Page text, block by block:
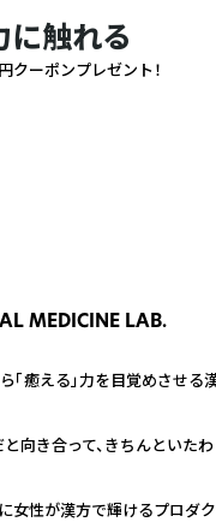
触れる
MEDICINE LAB.
癒える」力を目覚めさせる
向き合って、きちんといたわ
女性が漢方で輝けるプロダ
ーポンプレゼント！